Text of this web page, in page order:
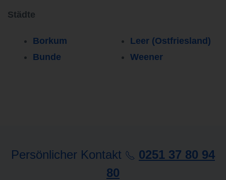
Städte
Borkum
Bunde
Leer (Ostfriesland)
Weener
Persönlicher Kontakt
0251 37 80 94
80